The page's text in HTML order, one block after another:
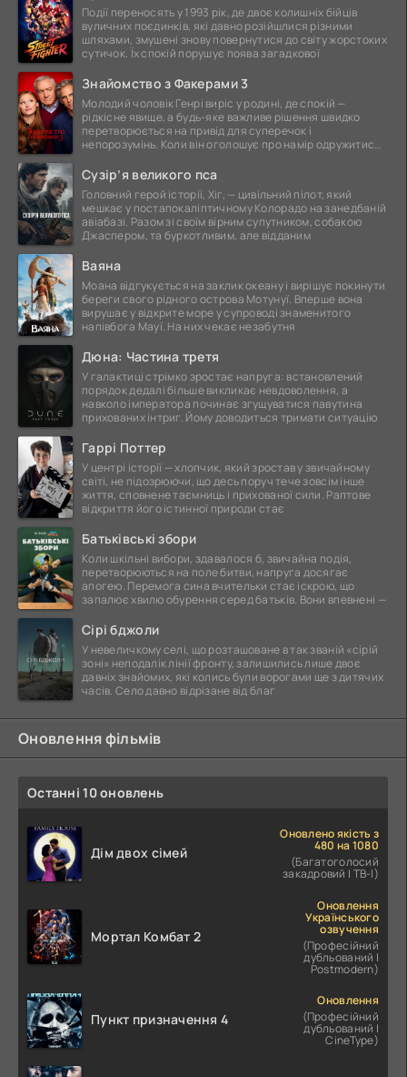
Події переносять у 1993 рік, де двоє колишніх бійців
вуличних поєдинків, які давно розійшлися різними
шляхами, змушені знову повернутися до світу жорстоких
сутичок. Їх спокій порушує поява загадкової
Знайомство з Факерами 3
Молодий чоловік Генрі виріс у родині, де спокій —
рідкісне явище, а будь-яке важливе рішення швидко
перетворюється на привід для суперечок і
непорозумінь. Коли він оголошує про намір одружитися,
Сузір’я великого пса
Головний герой історії, Хіг, — цивільний пілот, який
мешкає у постапокаліптичному Колорадо на занедбаній
авіабазі. Разом зі своїм вірним супутником, собакою
Джаспером, та буркотливим, але відданим
Ваяна
Моана відгукується на заклик океану і вирішує покинути
береги свого рідного острова Мотунуї. Вперше вона
вирушає у відкрите море у супроводі знаменитого
напівбога Мауї. На них чекає незабутня
Дюна: Частина третя
У галактиці стрімко зростає напруга: встановлений
порядок дедалі більше викликає невдоволення, а
навколо імператора починає згущуватися павутина
прихованих інтриг. Йому доводиться тримати ситуацію
Гаррі Поттер
У центрі історії — хлопчик, який зростав у звичайному
світі, не підозрюючи, що десь поруч тече зовсім інше
життя, сповнене таємниць і прихованої сили. Раптове
відкриття його істинної природи стає
Батьківські збори
Коли шкільні вибори, здавалося б, звичайна подія,
перетворюються на поле битви, напруга досягає
апогею. Перемога сина вчительки стає іскрою, що
запалює хвилю обурення серед батьків. Вони впевнені —
Сірі бджоли
У невеличкому селі, що розташоване в так званій «сірій
зоні» неподалік лінії фронту, залишились лише двоє
давніх знайомих, які колись були ворогами ще з дитячих
часів. Село давно відрізане від благ
Оновлення фільмів
Останні 10 оновлень
Дім двох сімей
Оновлено якість з
480 на 1080
(Багатоголосий
закадровий | ТВ-І)
Мортал Комбат 2
Оновлення
Українського
озвучення
(Професійний
дубльований |
Postmodern)
Пункт призначення 4
Оновлення
(Професійний
дубльований |
CineType)